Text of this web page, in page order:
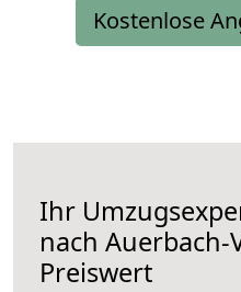
Kostenlose
Ihr
nach Auerbach-
Preiswert